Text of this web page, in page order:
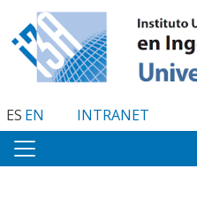
ES EN INTRANET